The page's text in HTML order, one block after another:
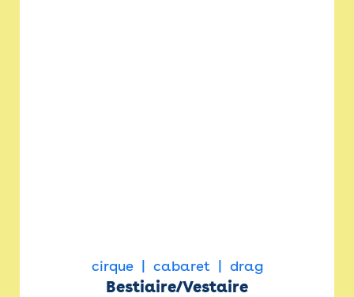
cirque cabaret drag
Bestiaire/Vestaire